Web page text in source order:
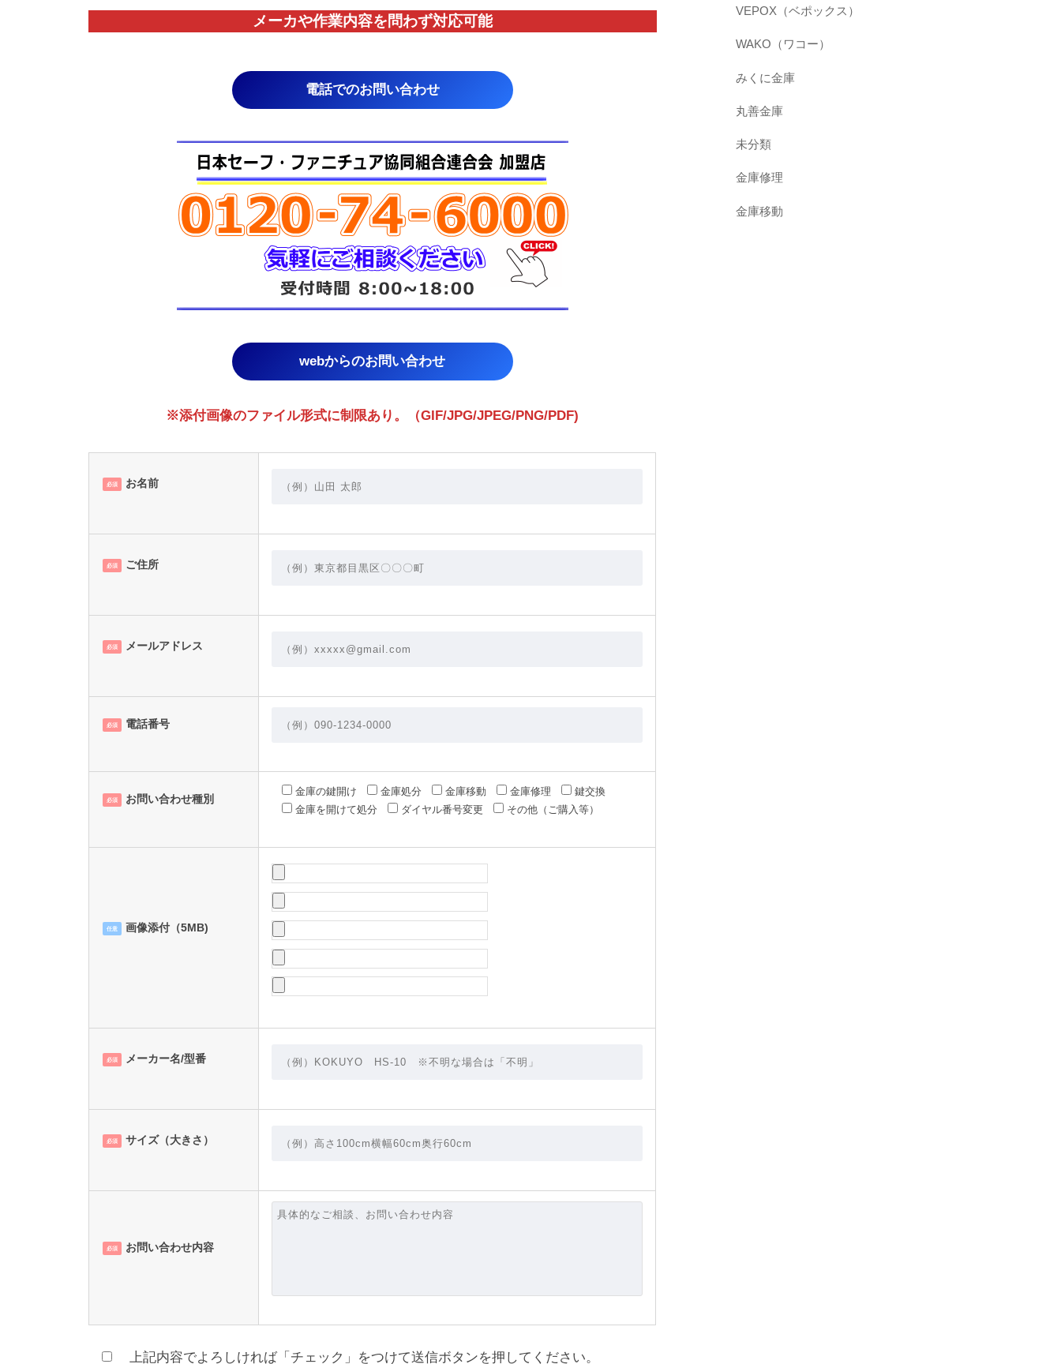
メーカや作業内容を問わず対応可能
電話でのお問い合わせ
webからのお問い合わせ
※添付画像のファイル形式に制限あり。（GIF/JPG/JPEG/PNG/PDF)
必須 お名前
必須 ご住所
必須 メールアドレス
必須 電話番号
必須 お問い合わせ種別
金庫の鍵開け 金庫処分 金庫移動 金庫修理
鍵交換
金庫を開けて処分
ダイヤル番号変更 その他（ご購入等）
任意 画像添付（5MB)
必須 メーカー名/型番
必須 サイズ（大きさ）
必須 お問い合わせ内容
上記内容でよろしければ「チェック」をつけて送信ボタンを押してください。
VEPOX（ベポックス）
WAKO（ワコー）
みくに金庫
丸善金庫
未分類
金庫修理
金庫移動